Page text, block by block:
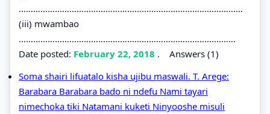
…………………………………………………………………………………
(iii) mwambao
………………………………………………………………………………
Date posted: February 22, 2018 . Answers (1)
Soma shairi lifuatalo kisha ujibu maswali. T. Arege:
Barabara Barabara bado ni ndefu Nami tayari
nimechoka tiki Natamani kuketi Ninyooshe misuli